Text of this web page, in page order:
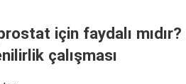
için faydalı
çalışması